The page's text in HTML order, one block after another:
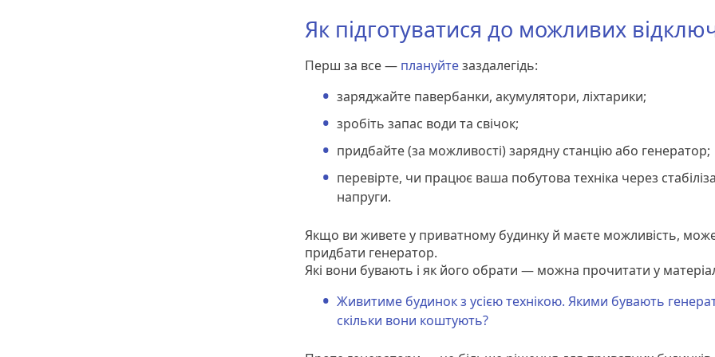
Як підготуватися до можливих
Перш за все — плануйтезаздалегідь:
заряджайте павербанки, акумулятори, ліхтарики;
зробіть запас води та свічок;
придбайте (за можливості) зарядну станцію або генератор;
перевірте, чи працює ваша побутова техніка через
напруги.
Якщо ви живете у приватному будинку й маєте можливість,
придбати генератор.
Які вони бувають і як його обрати — можна прочитати у
Живитиме будинок з усією технікою. Якими бувають
скільки вони коштують?